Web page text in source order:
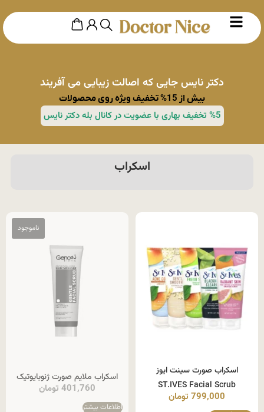
دکتر نایس جایی که اصالت زیبایی می آفریند
بیش از 15% تخفیف ویژه روی محصولات
%5 تخفیف بهاری با عضویت در کانال بله دکتر نایس
اسکراب
اسکراب صورت سینت ایوز
ST.IVES Facial Scrub
799,000 تومان
اسکراب ملایم صورت ژنوبایوتیک
401,760 تومان
اطلاعات بیشتر